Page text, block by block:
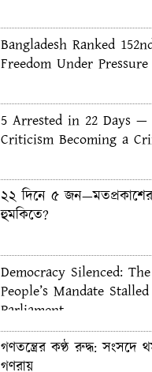
Bangladesh Ranked
Freedom Under Pressure
5 Arrested in 22 Days —
Criticism Becoming a
২২ দিনে ৫ জন—মতপ্রকাশের
হুমকিতে?
Democracy Silenced: The
People’s Mandate
Parliament
গণতন্ত্রের কণ্ঠ রুদ্ধ: সংসদে
গণরায়